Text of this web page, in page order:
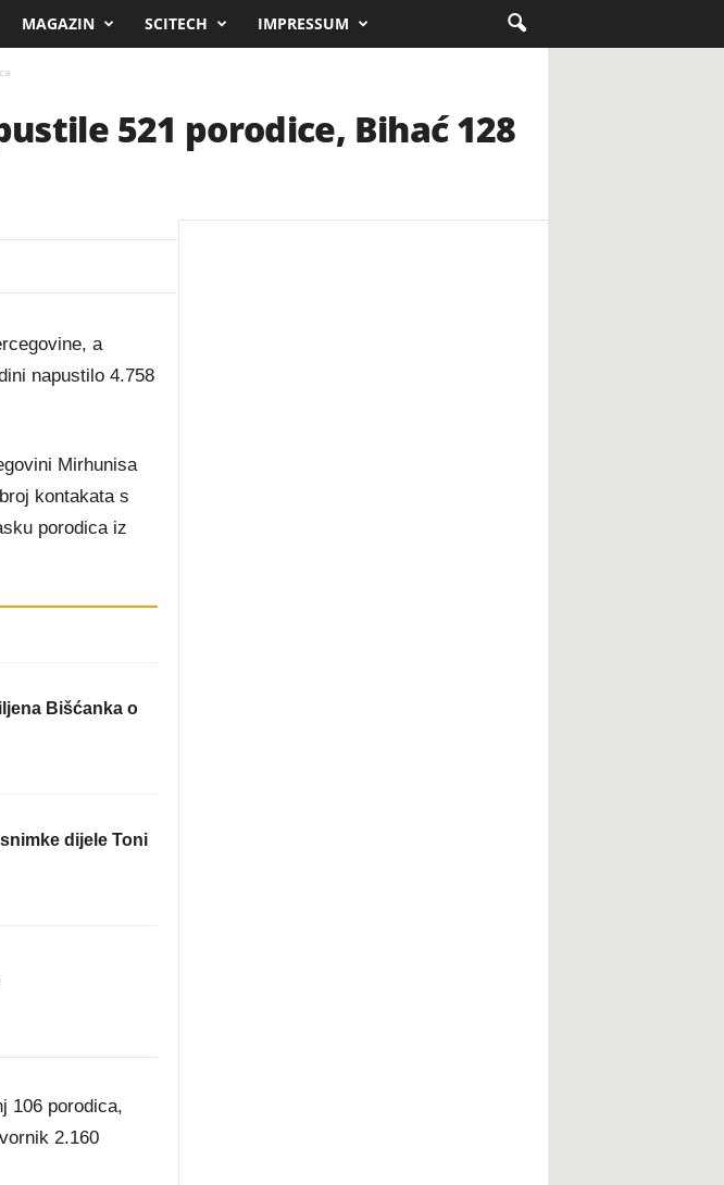
MAGAZIN SCITECH IMPRESSUM
521 porodice, Bihać 128
a
napustilo 4.758
Mirhunisa
kontakata s
porodica iz
Bišćanka o
dijele Toni
106 porodica,
2.160